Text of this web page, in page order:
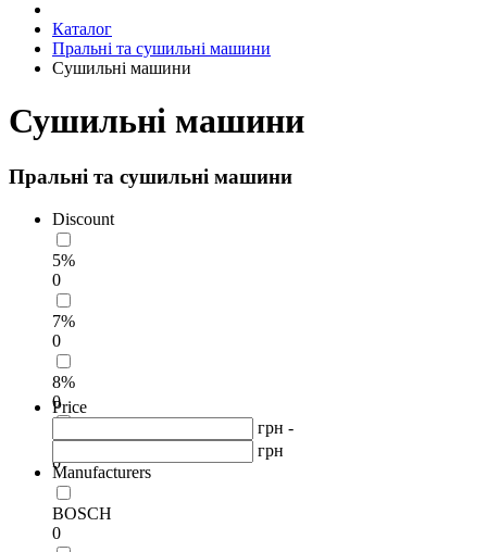
Каталог
Пральні та сушильні машини
Сушильні машини
Сушильні машини
Пральні та сушильні машини
Discount
5%
0
7%
0
8%
0
11%
0
Price
грн -
грн
Manufacturers
BOSCH
0